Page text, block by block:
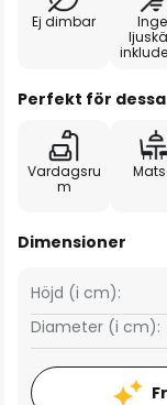
Ej dimbar
Perfekt för
Vardagsru
m
Dimensioner
Höjd (i cm):
Diameter (i cm):